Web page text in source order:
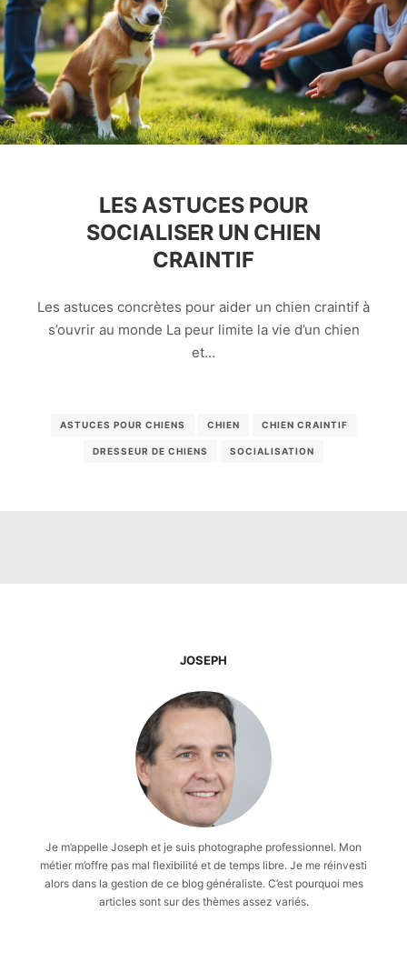
LES ASTUCES POUR
SOCIALISER UN CHIEN
CRAINTIF
Les astuces concrètes pour aider un chien craintif à
s’ouvrir au monde La peur limite la vie d’un chien
et…
ASTUCES POUR CHIENS CHIEN CHIEN CRAINTIF
DRESSEUR DE CHIENS SOCIALISATION
JOSEPH
Je m’appelle Joseph et je suis photographe professionnel. Mon
métier m’offre pas mal flexibilité et de temps libre. Je me réinvesti
alors dans la gestion de ce blog généraliste. C’est pourquoi mes
articles sont sur des thèmes assez variés.